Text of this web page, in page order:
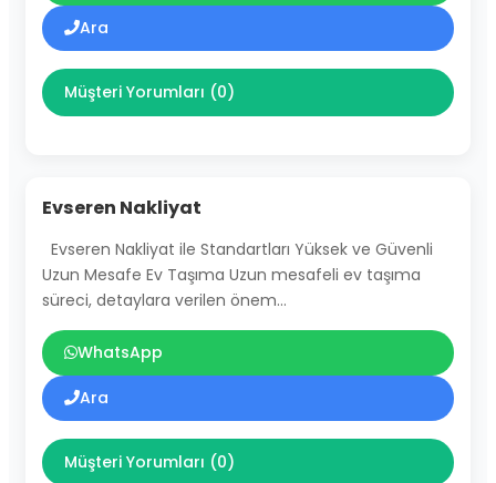
Ara
Müşteri Yorumları (0)
Evseren Nakliyat
Evseren Nakliyat ile Standartları Yüksek ve Güvenli
Uzun Mesafe Ev Taşıma Uzun mesafeli ev taşıma
süreci, detaylara verilen önem…
WhatsApp
Ara
Müşteri Yorumları (0)